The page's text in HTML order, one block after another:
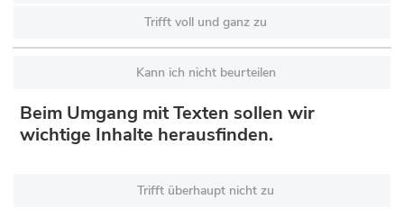
Trifft voll und ganz zu
Kann ich nicht beurteilen
Beim Umgang mit Texten sollen wir
wichtige Inhalte herausfinden.
Trifft überhaupt nicht zu